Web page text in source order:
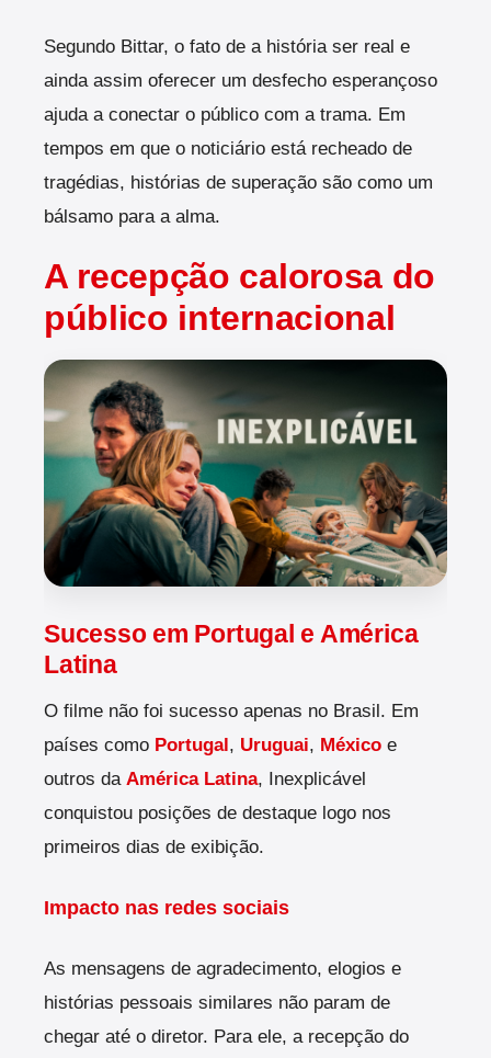
Segundo Bittar, o fato de a história ser real e
ainda assim oferecer um desfecho esperançoso
ajuda a conectar o público com a trama. Em
tempos em que o noticiário está recheado de
tragédias, histórias de superação são como um
bálsamo para a alma.
A recepção calorosa do
público internacional
Sucesso em Portugal e América
Latina
O filme não foi sucesso apenas no Brasil. Em
países como Portugal, Uruguai, México e
outros da América Latina, Inexplicável
conquistou posições de destaque logo nos
primeiros dias de exibição.
Impacto nas redes sociais
As mensagens de agradecimento, elogios e
histórias pessoais similares não param de
chegar até o diretor. Para ele, a recepção do